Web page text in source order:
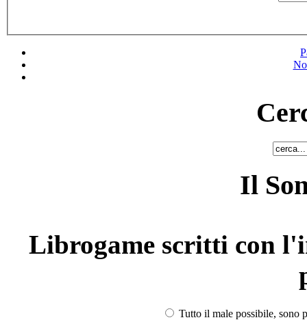
Il
Librogame scritti con
Tutto il male possibile, sono